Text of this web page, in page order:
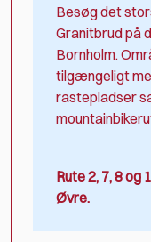
Besøg det
Granitbrud på
Bornholm.
tilgængeligt
rastepladser
Rute 2, 7, 8 og
Øvre.